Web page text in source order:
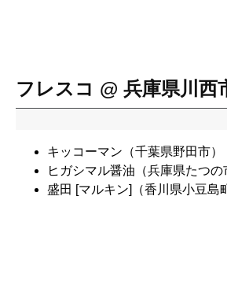
フレスコ @ 兵庫県川西
キッコーマン（千葉県野田市）
ヒガシマル醤油（兵庫県たつの
盛田 [マルキン]（香川県小豆島